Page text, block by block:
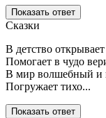
Показать ответ
Сказки
В детство
Помогает в чудо
В мир волшебный и
Погружает тихо...
Показать ответ